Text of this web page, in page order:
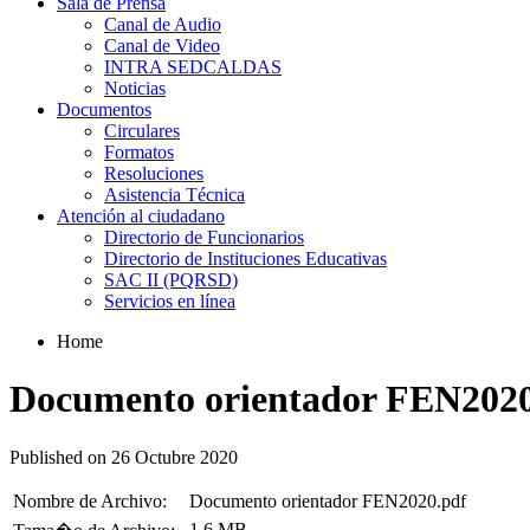
Canal de Audio
Canal de Video
INTRA SEDCALDAS
Noticias
Documentos
Circulares
Formatos
Resoluciones
Asistencia Técnica
Atención al ciudadano
Directorio de Funcionarios
Directorio de Instituciones Educativas
SAC II (PQRSD)
Servicios en línea
Home
Documento orientador
Published on 26 Octubre 2020
Nombre de Archivo:
Documento orientador FEN2020.pdf